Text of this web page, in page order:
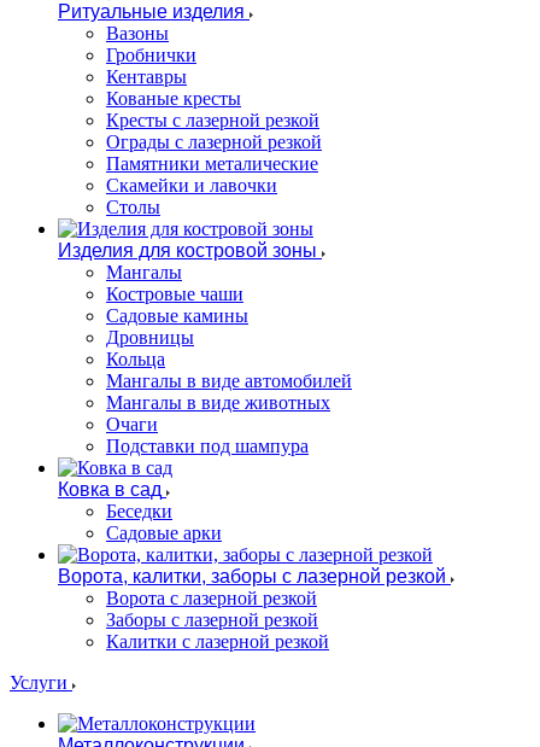
Ритуальные изделия
Вазоны
Гробнички
Кентавры
Кованые кресты
Кресты с лазерной резкой
Ограды с лазерной резкой
Памятники металические
Скамейки и лавочки
Столы
Изделия для костровой зоны
Мангалы
Костровые чаши
Садовые камины
Дровницы
Кольца
Мангалы в виде автомобилей
Мангалы в виде животных
Очаги
Подставки под шампура
Ковка в сад
Беседки
Садовые арки
Ворота, калитки, заборы с лазерной резкой
Ворота с лазерной резкой
Заборы с лазерной резкой
Калитки с лазерной резкой
Услуги